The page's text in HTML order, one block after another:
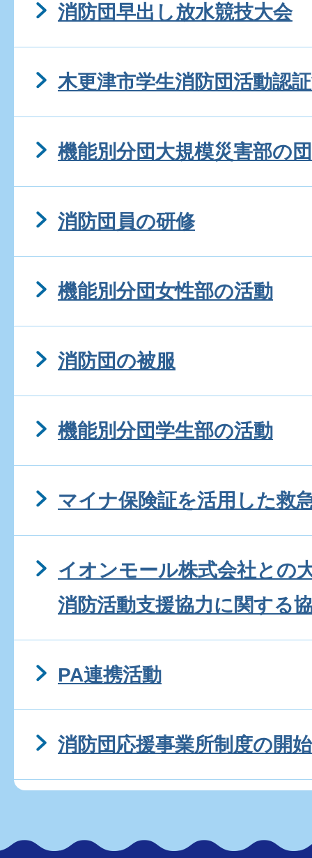
消防団早出し放水競技大会
木更津市学生消防団活動認
機能別分団大規模災害部の
消防団員の研修
機能別分団女性部の活動
消防団の被服
機能別分団学生部の活動
マイナ保険証を活用した救
イオンモール株式会社との
消防活動支援協力に関する
PA連携活動
消防団応援事業所制度の開始